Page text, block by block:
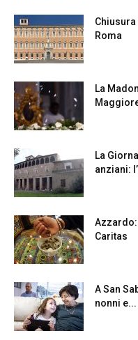
Roma
La
La
anziani:
Azzardo:
Caritas
A San
nonni e...